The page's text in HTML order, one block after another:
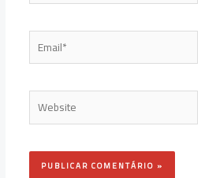
Email*
Website